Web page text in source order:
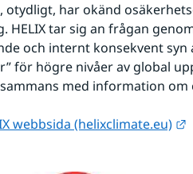
otydligt, har okänd
HELIX tar sig an frågan
och internt konsekvent
för högre nivåer av global
med information
webbsida (helixclimate.eu)